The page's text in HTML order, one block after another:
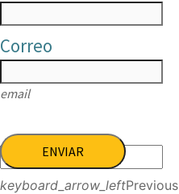
Correo
email
ENVIAR
keyboard_arrow_leftPrevious